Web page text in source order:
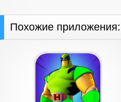
Похожие приложения: